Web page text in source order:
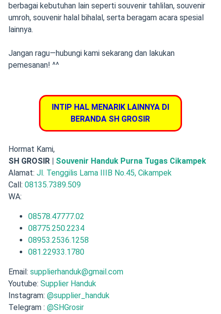
berbagai kebutuhan lain seperti souvenir tahlilan, souvenir
umroh, souvenir halal bihalal, serta beragam acara spesial
lainnya.
Jangan ragu—hubungi kami sekarang dan lakukan
pemesanan! ^^
INTIP HAL MENARIK LAINNYA DI
BERANDA SH GROSIR
Hormat Kami,
SH GROSIR | Souvenir Handuk Purna Tugas Cikampek
Alamat: Jl. Tenggilis Lama IIIB No.45, Cikampek
Call: 08135.7389.509
WA:
08578.47777.02
08775.250.2234
08953.2536.1258
081.22933.1780
Email: supplierhanduk@gmail.com
Youtube: Supplier Handuk
Instagram: @supplier_handuk
Telegram : @SHGrosir